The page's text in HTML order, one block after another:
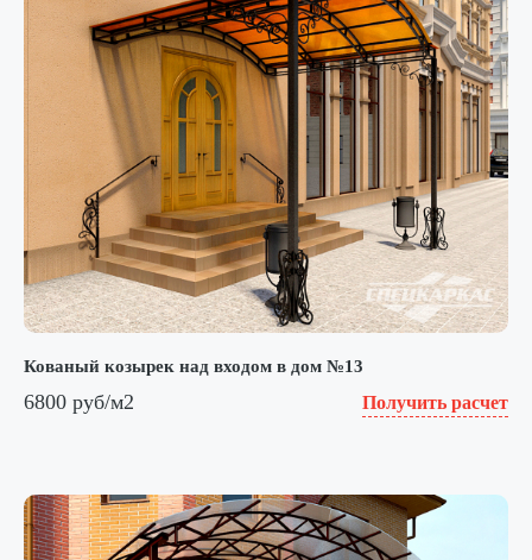
Кованый козырек над входом в дом №13
6800 руб/м2 Получить расчет